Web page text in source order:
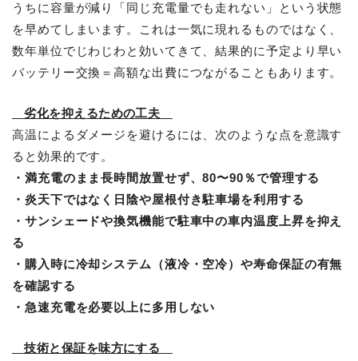
うちに容量が減り「同じ充電量でも走れない」という状態
を早めてしまいます。これは一気に現れるものではなく、
数年単位でじわじわと効いてきて、結果的に予定より早い
バッテリー交換＝高額な出費につながることもあります。
劣化を抑えるための工夫
高温によるダメージを避けるには、次のような点を意識す
ると効果的です。
・満充電のまま長時間放置せず、80〜90％で管理する
・炎天下ではなく日陰や屋根付き駐車場を利用する
・サンシェードや換気機能で駐車中の車内温度上昇を抑え
る
・購入時に冷却システム（液冷・空冷）や寿命保証の有無
を確認する
・急速充電を必要以上に多用しない
技術と保証を味方にする